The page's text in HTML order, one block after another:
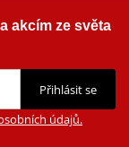
akcím ze světa
Přihlásit se
údajů.